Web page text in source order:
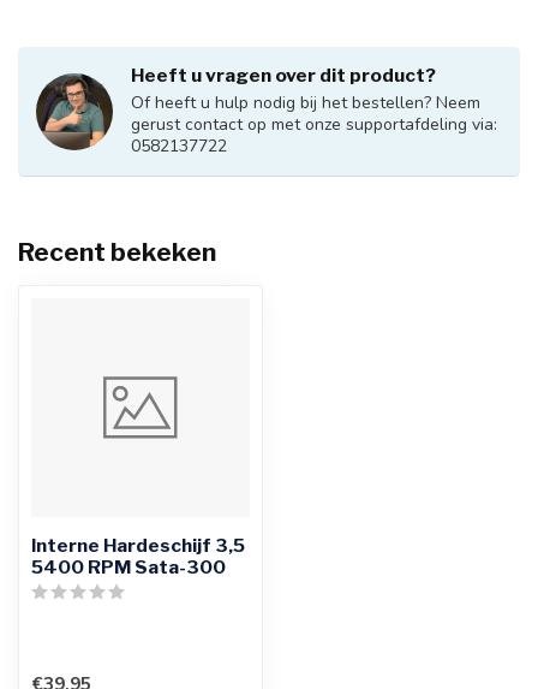
Heeft u vragen over dit product?
Of heeft u hulp nodig bij het bestellen? Neem
gerust contact op met onze supportafdeling via:
0582137722
Recent bekeken
Interne Hardeschijf 3,5
5400 RPM Sata-300